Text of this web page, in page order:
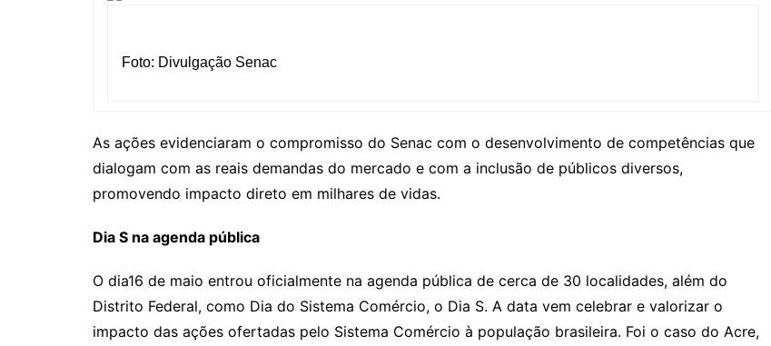
Foto: Divulgação Senac
As ações evidenciaram o compromisso do Senac com o desenvolvimento de competências que
dialogam com as reais demandas do mercado e com a inclusão de públicos diversos,
promovendo impacto direto em milhares de vidas.
Dia S na agenda pública
O dia16 de maio entrou oficialmente na agenda pública de cerca de 30 localidades, além do
Distrito Federal, como Dia do Sistema Comércio, o Dia S. A data vem celebrar e valorizar o
impacto das ações ofertadas pelo Sistema Comércio à população brasileira. Foi o caso do Acre,